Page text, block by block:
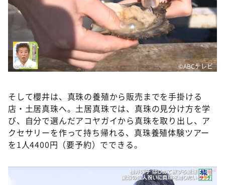
©ABCテレビ
そして櫻井は、真珠の養殖から販売までを手掛ける
店・土居真珠へ。土居真珠では、真珠の見分け方を学
び、自分で選んだアコヤガイから真珠を取り出し、ア
クセサリーを作って持ち帰れる、真珠養殖体験ツアー
を1人4400円（要予約）でできる。